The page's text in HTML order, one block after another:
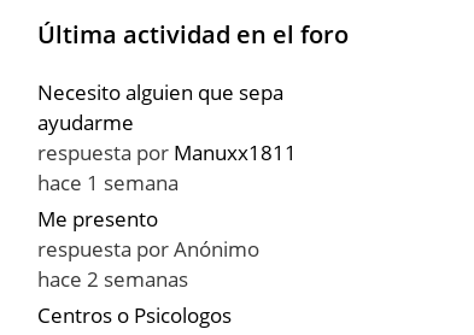
Última actividad en el foro
Necesito alguien que sepa
ayudarme
respuesta por Manuxx1811
hace 1 semana
Me presento
respuesta porAnónimo
hace 2 semanas
Centros o Psicologos